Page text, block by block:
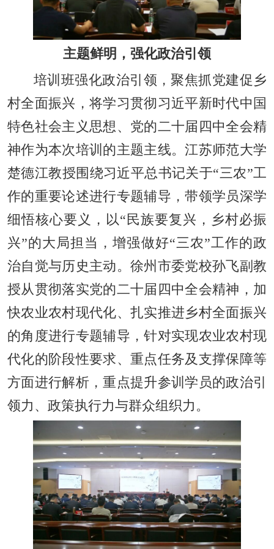
主题鲜明，强化政治引领
培训班强化政治引领，聚焦抓党建促乡
村全面振兴，将学习贯彻习近平新时代中国
特色社会主义思想、党的二十届四中全会精
神作为本次培训的主题主线。江苏师范大学
楚德江教授围绕习近平总书记关于“三农”工
作的重要论述进行专题辅导，带领学员深学
细悟核心要义，以“民族要复兴，乡村必振
兴”的大局担当，增强做好“三农”工作的政
治自觉与历史主动。徐州市委党校孙飞副教
授从贯彻落实党的二十届四中全会精神，加
快农业农村现代化、扎实推进乡村全面振兴
的角度进行专题辅导，针对实现农业农村现
代化的阶段性要求、重点任务及支撑保障等
方面进行解析，重点提升参训学员的政治引
领力、政策执行力与群众组织力。